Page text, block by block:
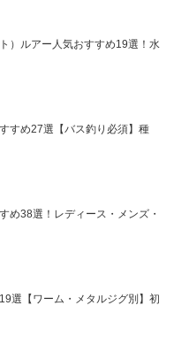
）ルアー人気おすすめ19選！水
すめ27選【バス釣り必須】種
め38選！レディース・メンズ・
選【ワーム・メタルジグ別】初